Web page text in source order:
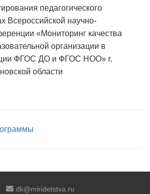
педагогического
Всероссийской научно-
«Мониторинг качества
организации в
ФГОС ДО и ФГОС НОО» г.
области
dk@miridetstva.ru